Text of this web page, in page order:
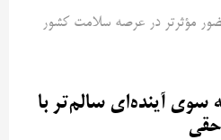
مؤثرتر در عرصه سلامت کشور
آینده‌ای سالم‌تر با
حقی